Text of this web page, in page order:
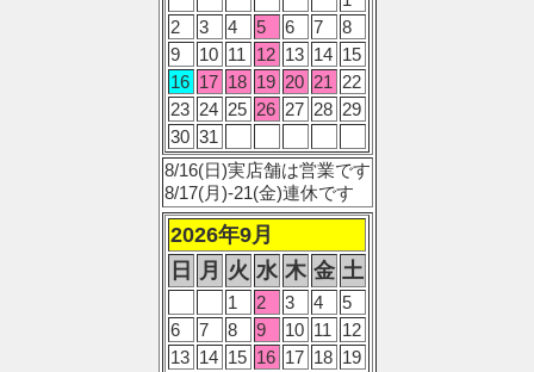
2
3 4 5 6 7
8
9
10 11 12 13 14 15
16 17 18 19 20 21 22
23 24 25 26 27 28 29
30 31
8/16(日)実店舗は営業です
8/17(月)-21(金)連休です
2026年9月
日
月 火 水 木 金 土
1 2 3 4
5
6
7 8 9 10 11
12
13 14 15 16 17 18 19